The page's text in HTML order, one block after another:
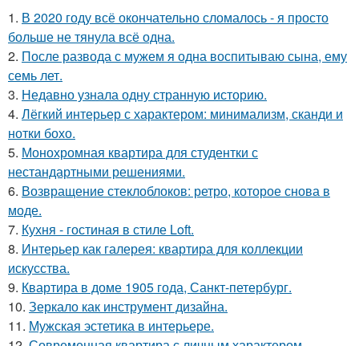
1. В 2020 году всё окончательно сломалось - я просто
больше не тянула всё одна.
2. После развода с мужем я одна воспитываю сына, ему
семь лет.
3. Недавно узнала одну странную историю.
4. Лёгкий интерьер с характером: минимализм, сканди и
нотки бохо.
5. Монохромная квартира для студентки с
нестандартными решениями.
6. Возвращение стеклоблоков: ретро, которое снова в
моде.
7. Кухня - гостиная в стиле Loft.
8. Интерьер как галерея: квартира для коллекции
искусства.
9. Квартира в доме 1905 года, Санкт-петербург.
10. Зеркало как инструмент дизайна.
11. Мужская эстетика в интерьере.